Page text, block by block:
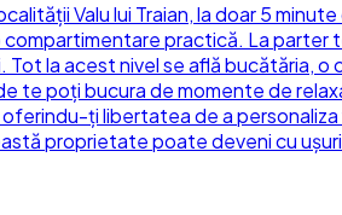
Valu lui Traian, la doar 5
practică. La parter
la acest nivel se află bucătăria,
te poți bucura de momente de
ți libertatea de a
proprietate poate deveni cu